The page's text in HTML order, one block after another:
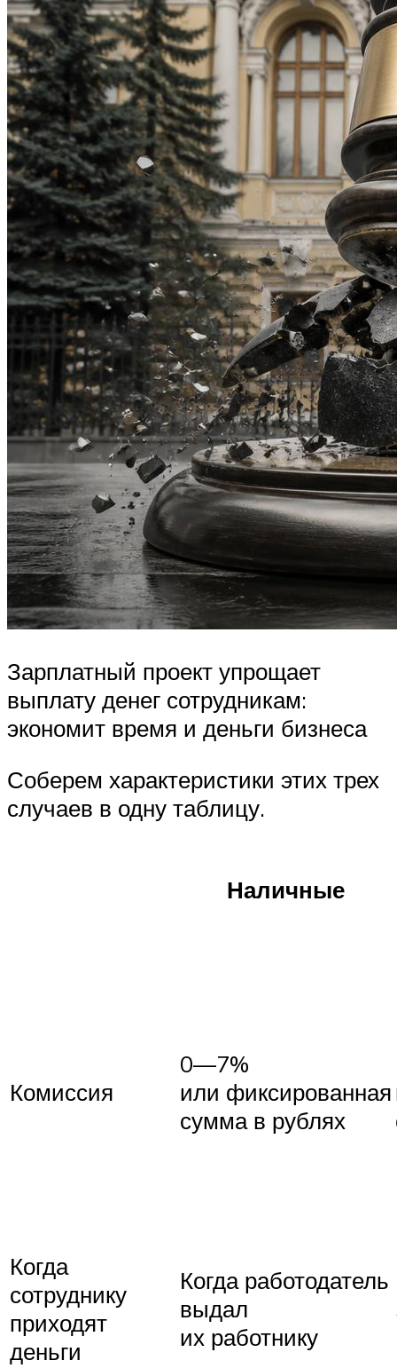
Зарплатный проект упрощает
выплату денег сотрудникам:
экономит время и деньги бизнеса
Соберем характеристики этих трех
случаев в одну таблицу.
Наличные
Комиссия
0—7%
или фиксированная
сумма в рублях
Когда
сотруднику
приходят
деньги
Когда работодатель
выдал
их работнику